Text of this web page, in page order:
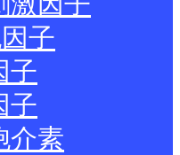
子
子
子
介素